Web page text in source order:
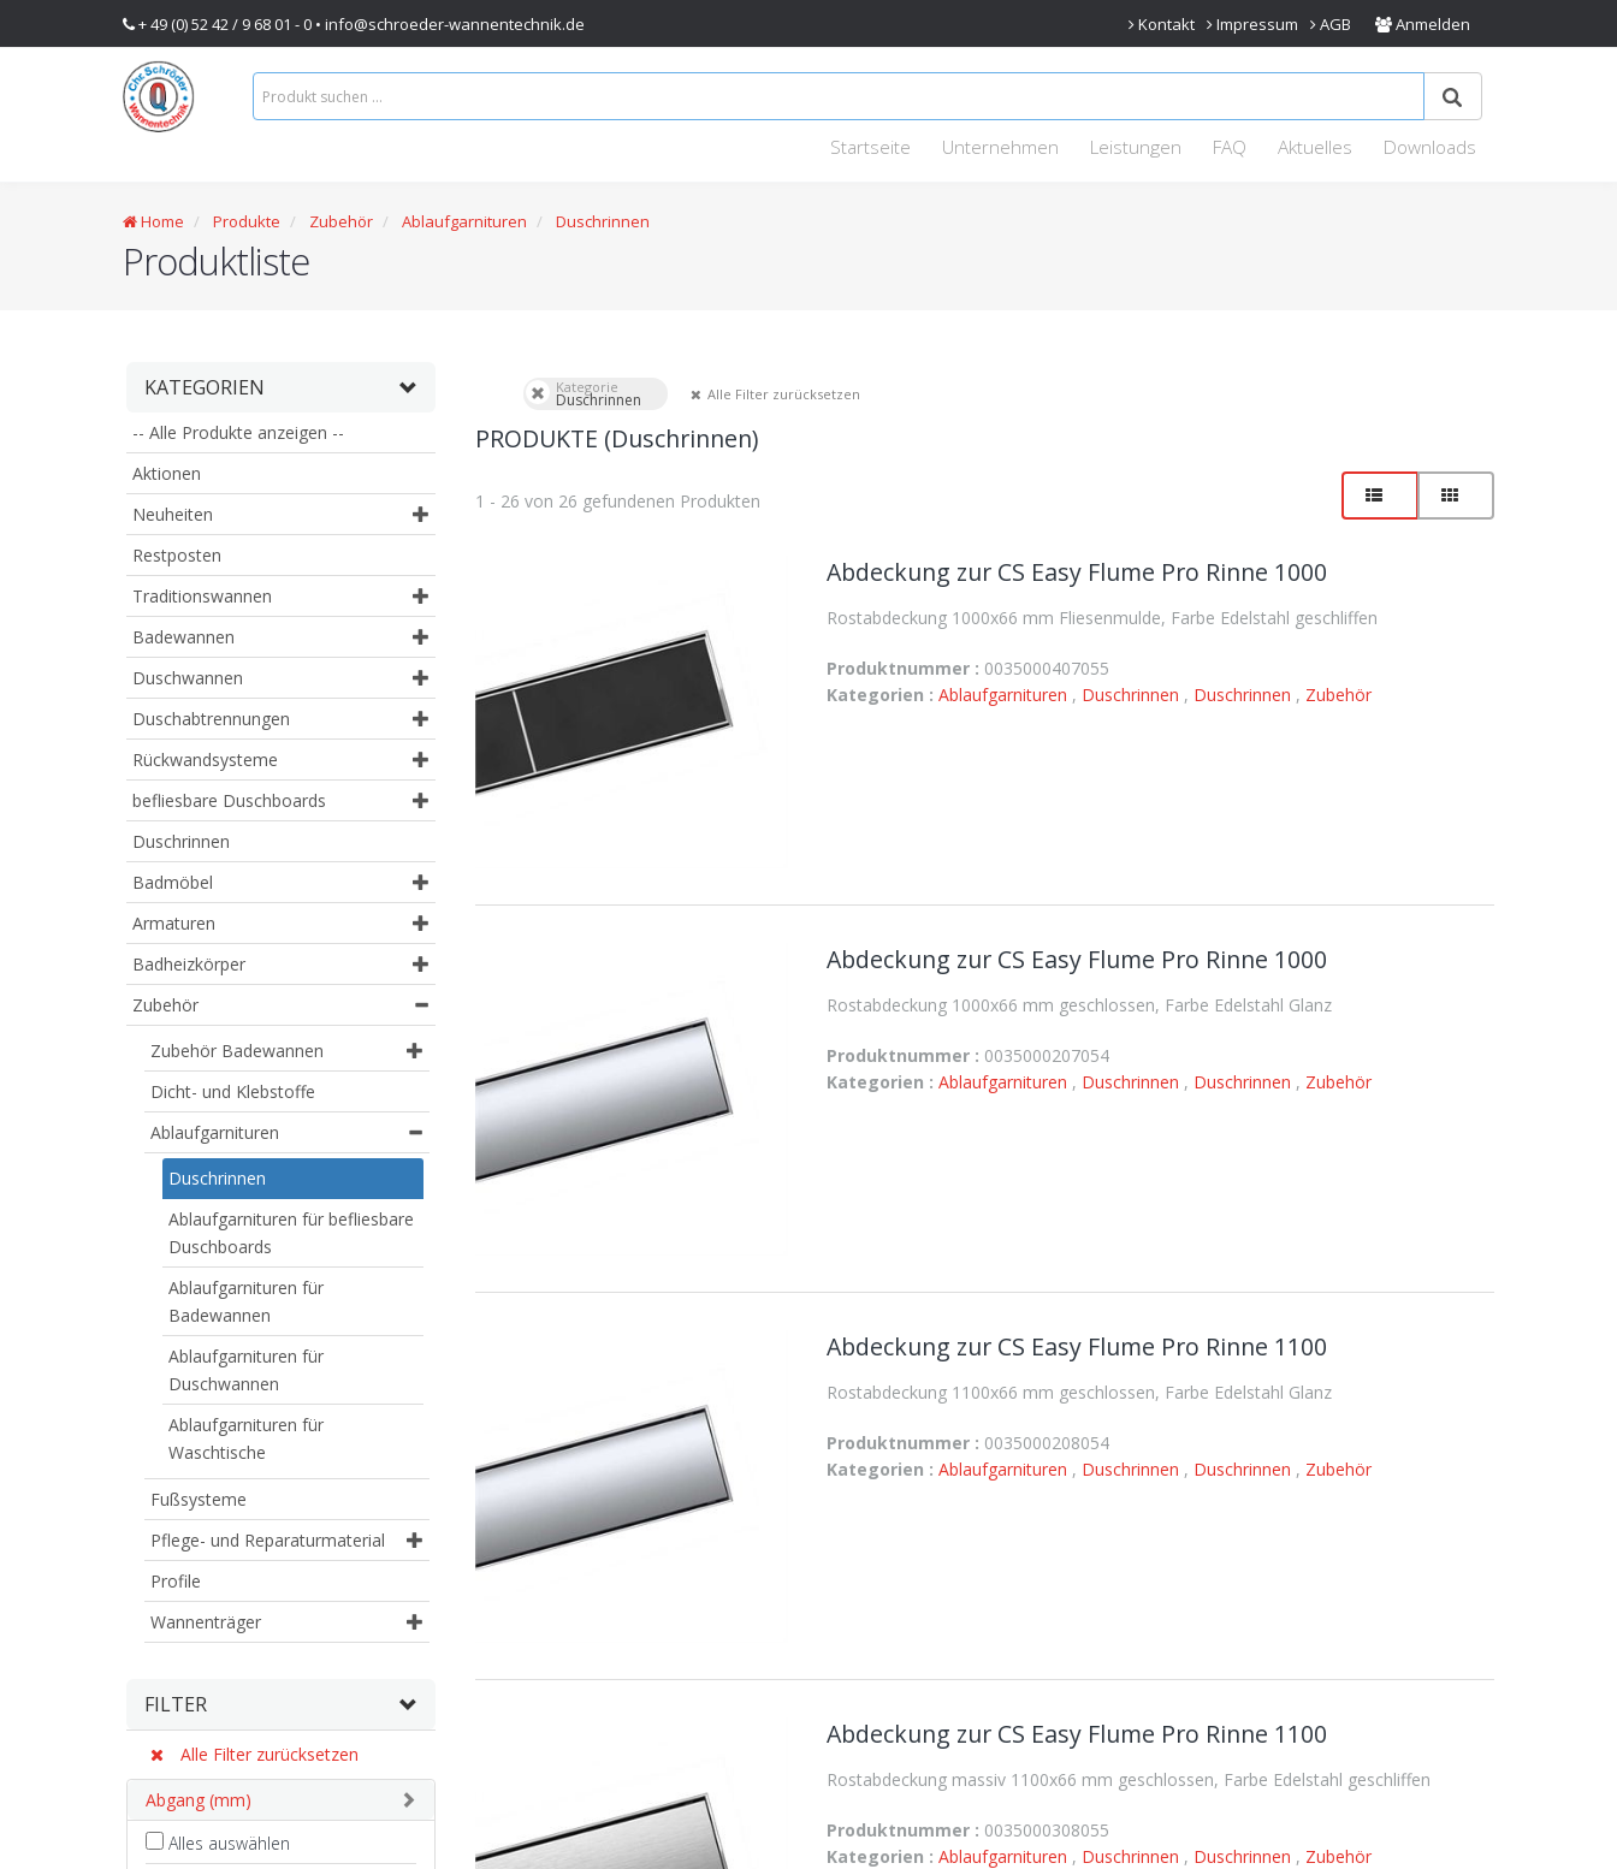
+ 49 (0) 52 42 / 9 68 01 - 0 • info@schroeder-wannentechnik.de Anmelden
AGB
Impressum
Kontakt
Startseite Unternehmen Leistungen FAQ Aktuelles Downloads
Home Produkte Zubehör Ablaufgarnituren Duschrinnen
Produktliste
KATEGORIEN
-- Alle Produkte anzeigen --
Aktionen
Neuheiten
Restposten
Traditionswannen
Badewannen
Duschwannen
Duschabtrennungen
Rückwandsysteme
befliesbare Duschboards
Duschrinnen
Badmöbel
Armaturen
Badheizkörper
Zubehör
Zubehör Badewannen
Dicht- und Klebstoffe
Ablaufgarnituren
Duschrinnen
Ablaufgarnituren für befliesbare
Duschboards
Ablaufgarnituren für
Badewannen
Ablaufgarnituren für
Duschwannen
Ablaufgarnituren für
Waschtische
Fußsysteme
Pflege- und Reparaturmaterial
Profile
Wannenträger
FILTER
Alle Filter zurücksetzen
Abgang (mm)
Alles auswählen
Kategorie
Duschrinnen Alle Filter zurücksetzen
PRODUKTE (Duschrinnen)
1 - 26 von 26 gefundenen Produkten
Abdeckung zur CS Easy Flume Pro Rinne 1000
Rostabdeckung 1000x66 mm Fliesenmulde, Farbe Edelstahl geschliffen
Produktnummer : 0035000407055
Kategorien : Ablaufgarnituren , Duschrinnen , Duschrinnen , Zubehör
Abdeckung zur CS Easy Flume Pro Rinne 1000
Rostabdeckung 1000x66 mm geschlossen, Farbe Edelstahl Glanz
Produktnummer : 0035000207054
Kategorien : Ablaufgarnituren , Duschrinnen , Duschrinnen , Zubehör
Abdeckung zur CS Easy Flume Pro Rinne 1100
Rostabdeckung 1100x66 mm geschlossen, Farbe Edelstahl Glanz
Produktnummer : 0035000208054
Kategorien : Ablaufgarnituren , Duschrinnen , Duschrinnen , Zubehör
Abdeckung zur CS Easy Flume Pro Rinne 1100
Rostabdeckung massiv 1100x66 mm geschlossen, Farbe Edelstahl geschliffen
Produktnummer : 0035000308055
Kategorien : Ablaufgarnituren , Duschrinnen , Duschrinnen , Zubehör